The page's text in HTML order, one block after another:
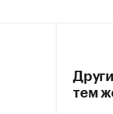
тем